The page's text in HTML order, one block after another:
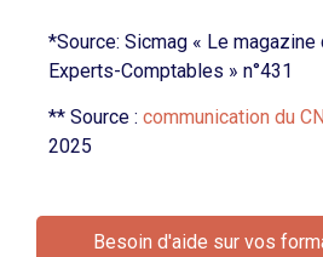
*Source: Sicmag « Le magazine
Experts-Comptables » n°431
** Source : communication du
2025
Besoin d'aide sur vos